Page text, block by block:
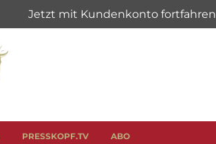
PRESSKOPF.TV ABO